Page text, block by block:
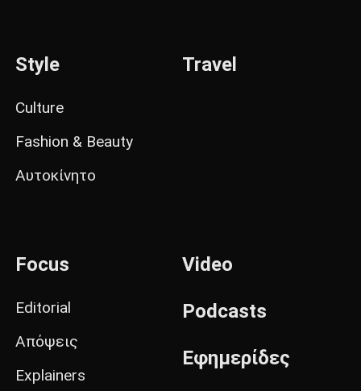
Style
Culture
Fashion & Beauty
Αυτοκίνητο
Travel
Focus
Editorial
Απόψεις
Explainers
Video
Podcasts
Εφημερίδες